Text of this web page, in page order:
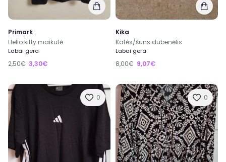
Primark
Hello kitty maikutė
Labai gera
2,50€ 3,30€
Kika
Katės/šuns dubenėlis
Labai gera
8,00€ 9,07€
0 0